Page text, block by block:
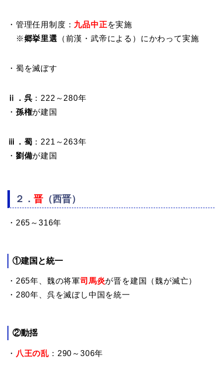
・管理任用制度： 九品中正を実施
※郷挙里選 （前漢・武帝による）にかわって実施
・蜀を滅ぼす
ⅱ．呉 ：222～280年
・ 孫権が建国
ⅲ．蜀 ：221～263年
・ 劉備が建国
２． 晋 （西晋）
・265～316年
①建国と統一
・265年、魏の将軍司馬炎が晋を建国
（魏が滅亡）
・280年、呉を滅ぼし中国を統一
②動揺
・ 八王の乱 ：290～306年